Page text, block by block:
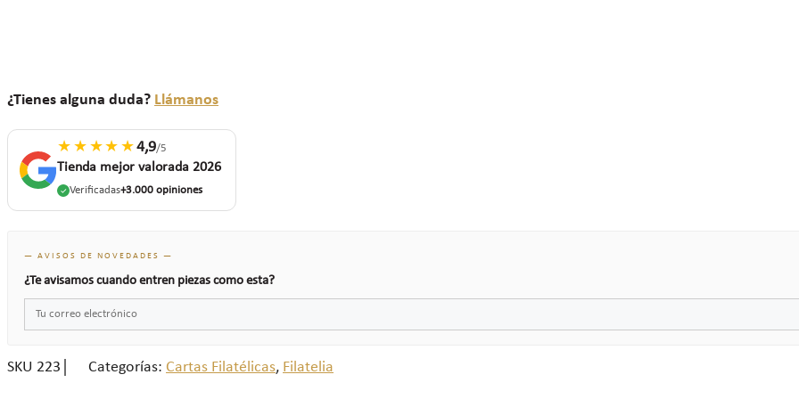
¿Tienes alguna duda? Llámanos
★★★★★4,9/5
Tienda mejor valorada 2026
Verificadas+3.000 opiniones
— AVISOS DE NOVEDADES —
¿Te avisamos cuando entren piezas como esta?
SKU 223 Categorías: Cartas Filatélicas, Filatelia